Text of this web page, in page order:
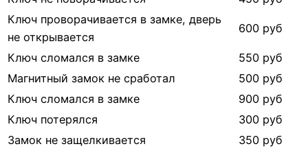
Ключ проворачивается в замке, дверь
не открывается
600 руб
Ключ сломался в замке
550 руб
Магнитный замок не сработал
500 руб
Ключ сломался в замке
900 руб
Ключ потерялся
300 руб
Замок не защелкивается
350 руб